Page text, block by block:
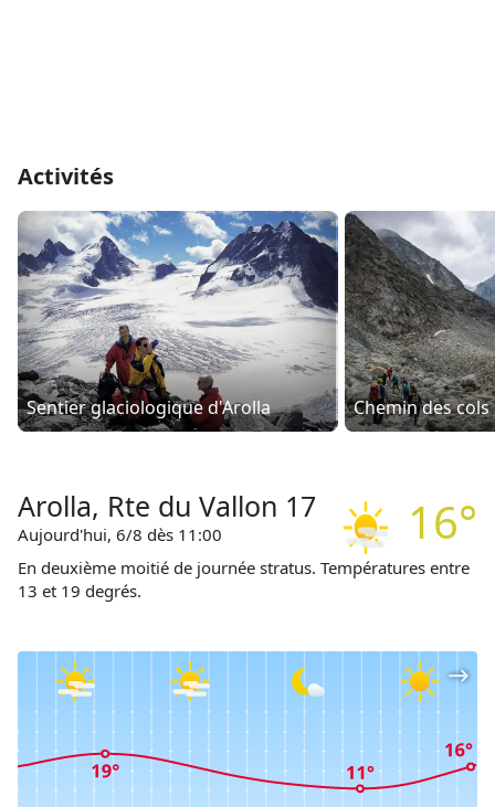
Activités
Sentier glaciologique d'Arolla Chemin des
16°
Arolla, Rte du Vallon 17
Aujourd'hui, 6/8 dès 11:00
En deuxième moitié de journée stratus. Températures entre
13 et 19 degrés.